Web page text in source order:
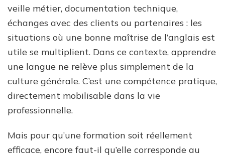
veille métier, documentation technique,
échanges avec des clients ou partenaires : les
situations où une bonne maîtrise de l’anglais est
utile se multiplient. Dans ce contexte, apprendre
une langue ne relève plus simplement de la
culture générale. C’est une compétence pratique,
directement mobilisable dans la vie
professionnelle.
Mais pour qu’une formation soit réellement
efficace, encore faut-il qu’elle corresponde au